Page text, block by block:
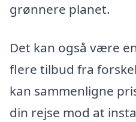
grønnere planet.
Det kan også være
flere tilbud fra
kan sammenligne
din rejse mod at